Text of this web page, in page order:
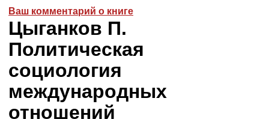
Ваш комментарий о книге
Цыганков П.
Политическая
социология
международных
отношений